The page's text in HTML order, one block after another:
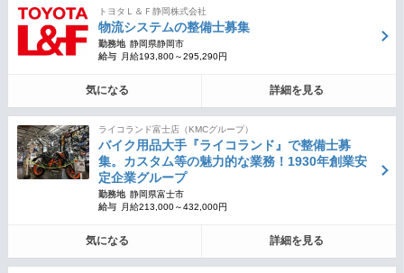
トヨタＬ＆Ｆ静岡株式会社
物流システムの整備士募集
勤務地 静岡県静岡市
給与
月給193,800～295,290円
気になる 詳細を見る
ライコランド富士店（KMCグループ）
バイク用品大手『ライコランド』で整備士募
集。カスタム等の魅力的な業務！1930年創業安
定企業グループ
勤務地 静岡県富士市
給与
月給213,000～432,000円
気になる 詳細を見る